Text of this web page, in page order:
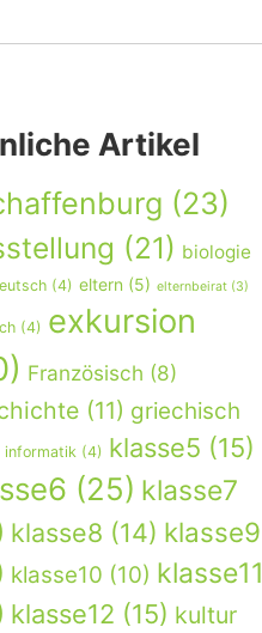
Artikel
(23)
(21) biologie
(4) eltern (5) elternbeirat (3)
(4) exkursion
Französisch (8)
(11) griechisch
informatik (4) klasse5 (15)
(25) klasse7
klasse8 (14) klasse9
klasse10 (10) klasse11
klasse12 (15) kultur